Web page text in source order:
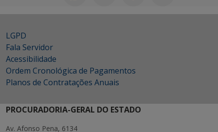
LGPD
Fala Servidor
Acessibilidade
Ordem Cronológica de Pagamentos
Planos de Contratações Anuais
PROCURADORIA-GERAL DO ESTADO
Av. Afonso Pena, 6134